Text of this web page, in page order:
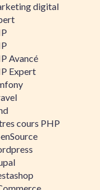
digital
Avancé
Expert
cours PHP